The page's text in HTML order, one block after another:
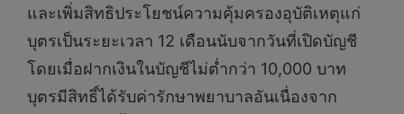
และเพิ่มสิทธิประโยชน์ความคุ้มครองอุบัติเหตุแก่
บุตรเป็นระยะเวลา 12 เดือนนับจากวันที่เปิดบัญชี
โดยเมื่อฝากเงินในบัญชีไม่ต่ำกว่า 10,000 บาท
บุตรมีสิทธิ์ได้รับค่ารักษาพยาบาลอันเนื่องจาก